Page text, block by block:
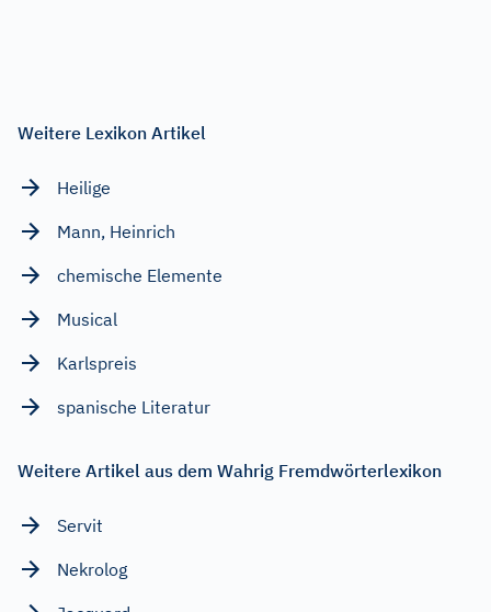
Weitere Lexikon Artikel
Heilige
Mann, Heinrich
chemische Elemente
Musical
Karlspreis
spanische Literatur
Weitere Artikel aus dem Wahrig Fremdwörterlexikon
Servit
Nekrolog